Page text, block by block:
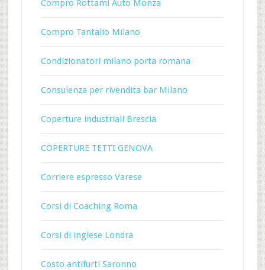
Compro Rottami Auto Monza
Compro Tantalio Milano
Condizionatori milano porta romana
Consulenza per rivendita bar Milano
Coperture industriali Brescia
COPERTURE TETTI GENOVA
Corriere espresso Varese
Corsi di Coaching Roma
Corsi di inglese Londra
Costo antifurti Saronno